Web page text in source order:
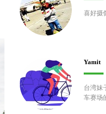
喜好摄
Yamit
台湾妹
车赛场